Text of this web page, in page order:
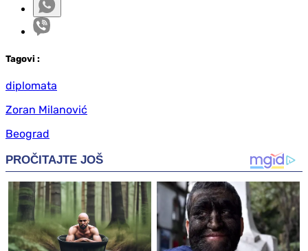
Tagovi :
diplomata
Zoran Milanović
Beograd